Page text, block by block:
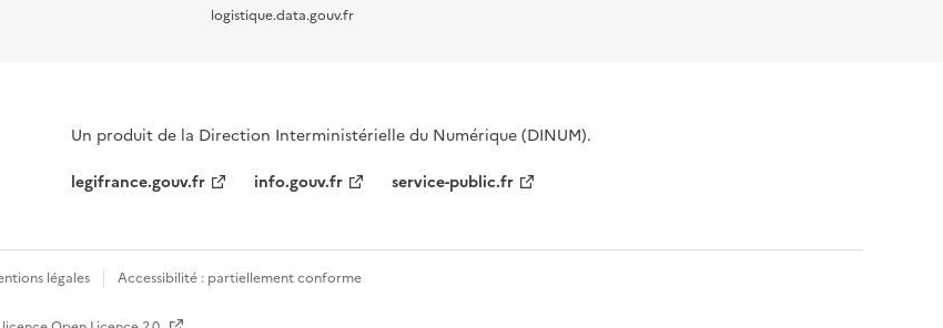
logistique.data.gouv.fr
Un produit de la Direction Interministérielle du Numérique (DINUM).
legifrance.gouv.fr
info.gouv.fr service-public.fr
légales Accessibilité : partiellement conforme